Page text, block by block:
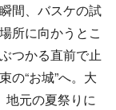
間、バスケの試
所に向かうとこ
つかる直前で止
の“お城”へ。大
地元の夏祭りに